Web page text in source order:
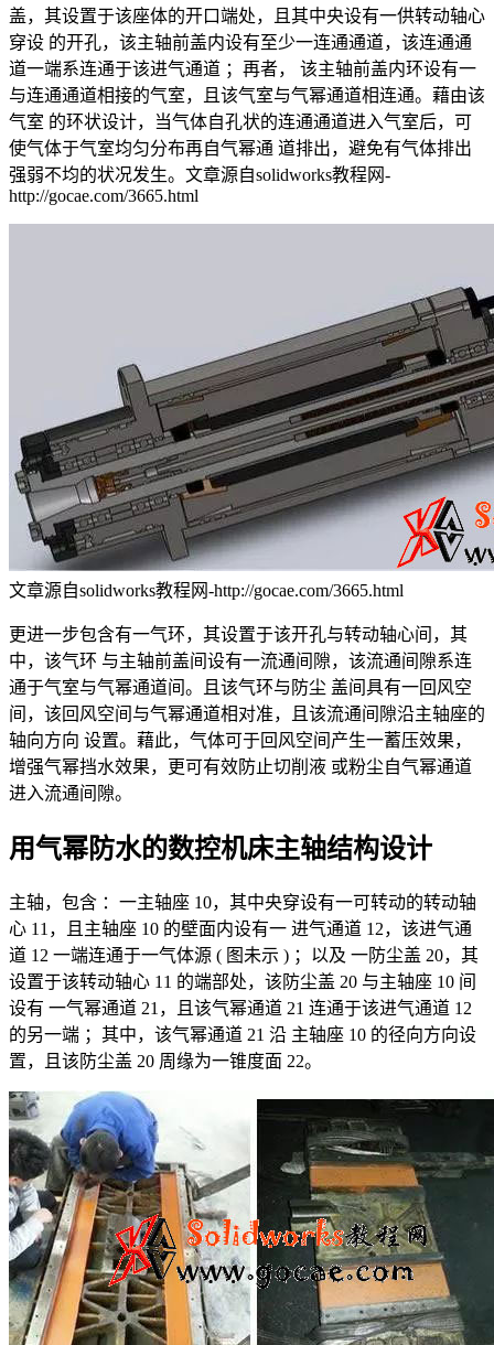
盖，其设置于该座体的开口端处，且其中央设有一供转动轴心
穿设 的开孔，该主轴前盖内设有至少一连通通道，该连通通
道一端系连通于该进气通道 ；再者， 该主轴前盖内环设有一
与连通通道相接的气室，且该气室与气幂通道相连通。藉由该
气室 的环状设计，当气体自孔状的连通通道进入气室后，可
使气体于气室均匀分布再自气幂通 道排出，避免有气体排出
强弱不均的状况发生。 文章源自solidworks教程网-
http://gocae.com/3665.html
文章源自solidworks教程网-http://gocae.com/3665.html
更进一步包含有一气环，其设置于该开孔与转动轴心间，其
中，该气环 与主轴前盖间设有一流通间隙，该流通间隙系连
通于气室与气幂通道间。且该气环与防尘 盖间具有一回风空
间，该回风空间与气幂通道相对准，且该流通间隙沿主轴座的
轴向方向 设置。藉此，气体可于回风空间产生一蓄压效果，
增强气幂挡水效果，更可有效防止切削液 或粉尘自气幂通道
进入流通间隙。
用气幂防水的数控机床主轴结构设计
主轴，包含 ：一主轴座 10，其中央穿设有一可转动的转动轴
心 11，且主轴座 10 的壁面内设有一 进气通道 12，该进气通
道 12 一端连通于一气体源 ( 图未示 ) ；以及 一防尘盖 20，其
设置于该转动轴心 11 的端部处，该防尘盖 20 与主轴座 10 间
设有 一气幂通道 21，且该气幂通道 21 连通于该进气通道 12
的另一端 ；其中，该气幂通道 21 沿 主轴座 10 的径向方向设
置，且该防尘盖 20 周缘为一锥度面 22。